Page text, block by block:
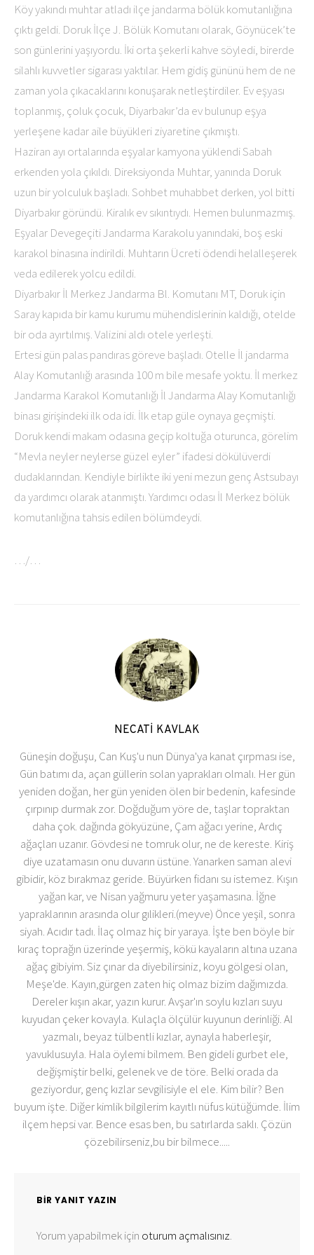
Köy yakındı muhtar atladı ilçe jandarma bölük komutanlığına
çıktı geldi. Doruk İlçe J. Bölük Komutanı olarak, Göynücek’te
son günlerini yaşıyordu. İki orta şekerli kahve söyledi, birerde
silahlı kuvvetler sigarası yaktılar. Hem gidiş gününü hem de ne
zaman yola çıkacaklarını konuşarak netleştirdiler. Ev eşyası
toplanmış, çoluk çocuk, Diyarbakır’da ev bulunup eşya
yerleşene kadar aile büyükleri ziyaretine çıkmıştı.
Haziran ayı ortalarında eşyalar kamyona yüklendi Sabah
erkenden yola çıkıldı. Direksiyonda Muhtar, yanında Doruk
uzun bir yolculuk başladı. Sohbet muhabbet derken, yol bitti
Diyarbakır göründü. Kiralık ev sıkıntıydı. Hemen bulunmazmış.
Eşyalar Devegeçiti Jandarma Karakolu yanındaki, boş eski
karakol binasına indirildi. Muhtarın Ücreti ödendi helalleşerek
veda edilerek yolcu edildi.
Diyarbakır İl Merkez Jandarma Bl. Komutanı MT, Doruk için
Saray kapıda bir kamu kurumu mühendislerinin kaldığı, otelde
bir oda ayırtılmış. Valizini aldı otele yerleşti.
Ertesi gün palas pandıras göreve başladı. Otelle İl jandarma
Alay Komutanlığı arasında 100 m bile mesafe yoktu. İl merkez
Jandarma Karakol Komutanlığı İl Jandarma Alay Komutanlığı
binası girişindeki ilk oda idi. İlk etap güle oynaya geçmişti.
Doruk kendi makam odasına geçip koltuğa oturunca, görelim
“Mevla neyler neylerse güzel eyler” ifadesi dökülüverdi
dudaklarından. Kendiyle birlikte iki yeni mezun genç Astsubayı
da yardımcı olarak atanmıştı. Yardımcı odası İl Merkez bölük
komutanlığına tahsis edilen bölümdeydi.
…/…
NECATİ KAVLAK
Güneşin doğuşu, Can Kuş'u nun Dünya'ya kanat çırpması ise,
Gün batımı da, açan güllerin solan yaprakları olmalı. Her gün
yeniden doğan, her gün yeniden ölen bir bedenin, kafesinde
çırpınıp durmak zor. Doğduğum yöre de, taşlar topraktan
daha çok. dağında gökyüzüne, Çam ağacı yerine, Ardıç
ağaçları uzanır. Gövdesi ne tomruk olur, ne de kereste. Kiriş
diye uzatamasın onu duvarın üstüne. Yanarken saman alevi
gibidir, köz bırakmaz geride. Büyürken fidanı su istemez. Kışın
yağan kar, ve Nisan yağmuru yeter yaşamasına. İğne
yapraklarının arasında olur gılikleri.(meyve) Önce yeşil, sonra
siyah. Acıdır tadı. İlaç olmaz hiç bir yaraya. İşte ben böyle bir
kıraç toprağın üzerinde yeşermiş, kökü kayaların altına uzana
ağaç gibiyim. Siz çınar da diyebilirsiniz, koyu gölgesi olan,
Meşe'de. Kayın,gürgen zaten hiç olmaz bizim dağımızda.
Dereler kışın akar, yazın kurur. Avşar'ın soylu kızları suyu
kuyudan çeker kovayla. Kulaçla ölçülür kuyunun derinliği. Al
yazmalı, beyaz tülbentli kızlar, aynayla haberleşir,
yavuklusuyla. Hala öylemi bilmem. Ben gideli gurbet ele,
değişmiştir belki, gelenek ve de töre. Belki orada da
geziyordur, genç kızlar sevgilisiyle el ele. Kim bilir? Ben
buyum işte. Diğer kimlik bilgilerim kayıtlı nüfus kütüğümde. İlim
ilçem hepsi var. Bence esas ben, bu satırlarda saklı. Çözün
çözebilirseniz,bu bir bilmece.....
BIR YANIT YAZIN
Yorum yapabilmek için oturum açmalısınız.